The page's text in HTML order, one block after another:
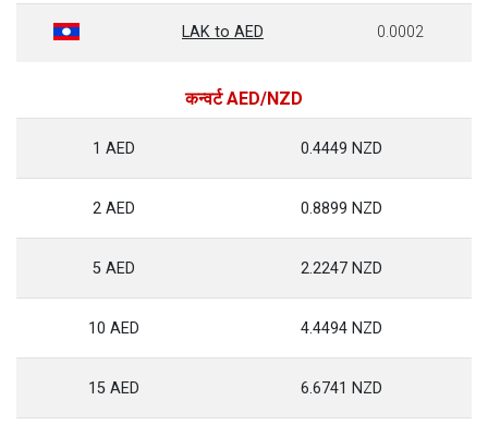
LAK to AED 0.0002
कन्वर्ट AED/NZD
1 AED 0.4449 NZD
2 AED 0.8899 NZD
5 AED 2.2247 NZD
10 AED 4.4494 NZD
15 AED 6.6741 NZD